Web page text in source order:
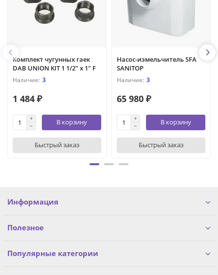
Комплект чугунных гаек
DAB UNION KIT 1 1/2" х 1" F
3
1 484 ₽
В корзину
Быстрый заказ
Насос-измельчитель SFA
SANITOP
3
65 980 ₽
В корзину
Быстрый заказ
Информация
Полезное
Популярные категории